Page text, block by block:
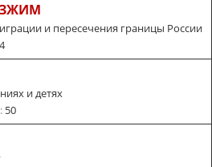
и пересечения границы России
4
и детях
50